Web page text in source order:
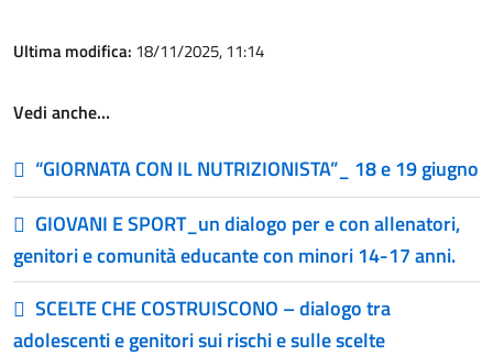
Ultima modifica: 18/11/2025, 11:14
Vedi anche…
“GIORNATA CON IL NUTRIZIONISTA”_ 18 e 19 giugno
GIOVANI E SPORT_un dialogo per e con allenatori,
genitori e comunità educante con minori 14-17 anni.
SCELTE CHE COSTRUISCONO – dialogo tra
adolescenti e genitori sui rischi e sulle scelte